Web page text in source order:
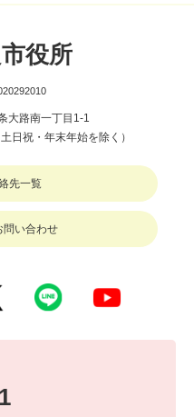
役所
大路南一丁目1-1
日祝・年末年始を除く）
先一覧
問い合わせ